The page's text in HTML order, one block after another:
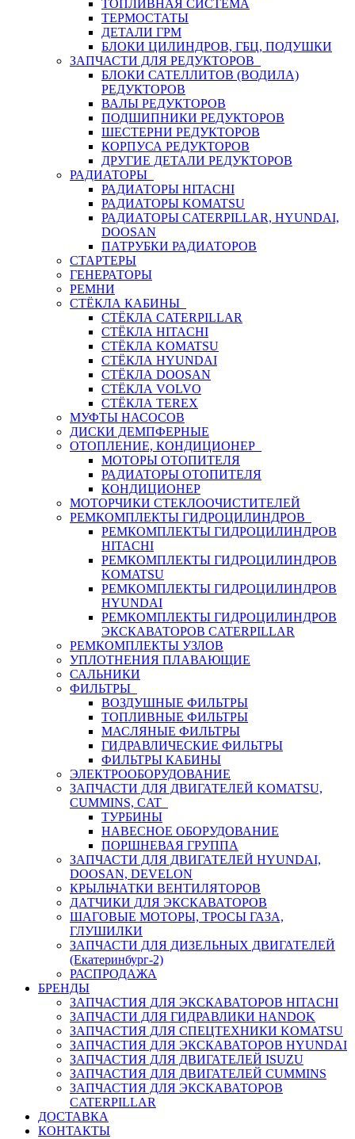
ТОПЛИВНАЯ СИСТЕМА
ТЕРМОСТАТЫ
ДЕТАЛИ ГРМ
БЛОКИ ЦИЛИНДРОВ, ГБЦ, ПОДУШКИ
ЗАПЧАСТИ ДЛЯ РЕДУКТОРОВ
БЛОКИ САТЕЛЛИТОВ (ВОДИЛА)
РЕДУКТОРОВ
ВАЛЫ РЕДУКТОРОВ
ПОДШИПНИКИ РЕДУКТОРОВ
ШЕСТЕРНИ РЕДУКТОРОВ
КОРПУСА РЕДУКТОРОВ
ДРУГИЕ ДЕТАЛИ РЕДУКТОРОВ
РАДИАТОРЫ
РАДИАТОРЫ HITACHI
РАДИАТОРЫ KOMATSU
РАДИАТОРЫ CATERPILLAR, HYUNDAI,
DOOSAN
ПАТРУБКИ РАДИАТОРОВ
СТАРТЕРЫ
ГЕНЕРАТОРЫ
РЕМНИ
СТЁКЛА КАБИНЫ
СТЁКЛА CATERPILLAR
СТЁКЛА HITACHI
СТЁКЛА KOMATSU
СТЁКЛА HYUNDAI
СТЁКЛА DOOSAN
СТЁКЛА VOLVO
СТЁКЛА TEREX
МУФТЫ НАСОСОВ
ДИСКИ ДЕМПФЕРНЫЕ
ОТОПЛЕНИЕ, КОНДИЦИОНЕР
МОТОРЫ ОТОПИТЕЛЯ
РАДИАТОРЫ ОТОПИТЕЛЯ
КОНДИЦИОНЕР
МОТОРЧИКИ СТЕКЛООЧИСТИТЕЛЕЙ
РЕМКОМПЛЕКТЫ ГИДРОЦИЛИНДРОВ
РЕМКОМПЛЕКТЫ ГИДРОЦИЛИНДРОВ
HITACHI
РЕМКОМПЛЕКТЫ ГИДРОЦИЛИНДРОВ
KOMATSU
РЕМКОМПЛЕКТЫ ГИДРОЦИЛИНДРОВ
HYUNDAI
РЕМКОМПЛЕКТЫ ГИДРОЦИЛИНДРОВ
ЭКСКАВАТОРОВ CATERPILLAR
РЕМКОМПЛЕКТЫ УЗЛОВ
УПЛОТНЕНИЯ ПЛАВАЮЩИЕ
САЛЬНИКИ
ФИЛЬТРЫ
ВОЗДУШНЫЕ ФИЛЬТРЫ
ТОПЛИВНЫЕ ФИЛЬТРЫ
МАСЛЯНЫЕ ФИЛЬТРЫ
ГИДРАВЛИЧЕСКИЕ ФИЛЬТРЫ
ФИЛЬТРЫ КАБИНЫ
ЭЛЕКТРООБОРУДОВАНИЕ
ЗАПЧАСТИ ДЛЯ ДВИГАТЕЛЕЙ KOMATSU,
CUMMINS, CAT
ТУРБИНЫ
НАВЕСНОЕ ОБОРУДОВАНИЕ
ПОРШНЕВАЯ ГРУППА
ЗАПЧАСТИ ДЛЯ ДВИГАТЕЛЕЙ HYUNDAI,
DOOSAN, DEVELON
КРЫЛЬЧАТКИ ВЕНТИЛЯТОРОВ
ДАТЧИКИ ДЛЯ ЭКСКАВАТОРОВ
ШАГОВЫЕ МОТОРЫ, ТРОСЫ ГАЗА,
ГЛУШИЛКИ
ЗАПЧАСТИ ДЛЯ ДИЗЕЛЬНЫХ ДВИГАТЕЛЕЙ
(Екатеринбург-2)
РАСПРОДАЖА
БРЕНДЫ
ЗАПЧАСТИЯ ДЛЯ ЭКСКАВАТОРОВ HITACHI
ЗАПЧАСТИ ДЛЯ ГИДРАВЛИКИ HANDOK
ЗАПЧАСТИЯ ДЛЯ СПЕЦТЕХНИКИ KOMATSU
ЗАПЧАСТИЯ ДЛЯ ЭКСКАВАТОРОВ HYUNDAI
ЗАПЧАСТИЯ ДЛЯ ДВИГАТЕЛЕЙ ISUZU
ЗАПЧАСТИЯ ДЛЯ ДВИГАТЕЛЕЙ CUMMINS
ЗАПЧАСТИЯ ДЛЯ ЭКСКАВАТОРОВ
CATERPILLAR
ДОСТАВКА
КОНТАКТЫ